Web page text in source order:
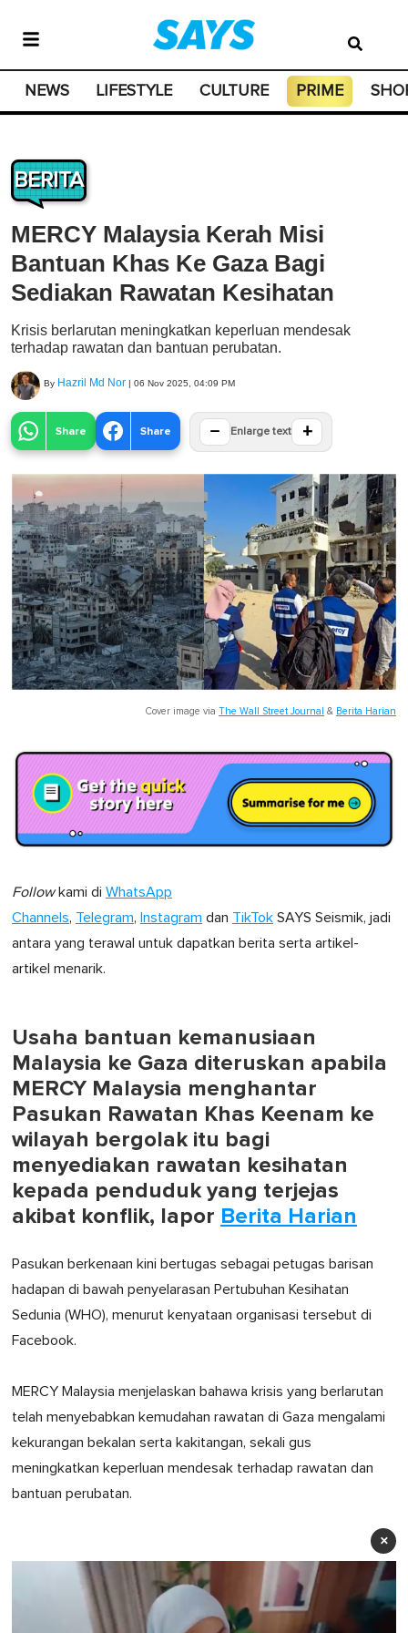
NEWS LIFESTYLE CULTURE PRIME
BERITA
MERCY Malaysia Kerah Misi
Bantuan Khas Ke Gaza Bagi
Sediakan Rawatan Kesihatan
Krisis berlarutan meningkatkan keperluan mendesak
terhadap rawatan dan bantuan perubatan.
By Hazril Md Nor | 06 Nov 2025, 04:09 PM
Share Share − Enlarge text +
Cover image via The Wall Street Journal & Berita Harian
Followkami di WhatsApp
Channels, Telegram, Instagram dan TikTok SAYS Seismik, jadi
antara yang terawal untuk dapatkan berita serta artikel-
artikel menarik.
Usaha bantuan kemanusiaan
Malaysia ke Gaza diteruskan apabila
MERCY Malaysia menghantar
Pasukan Rawatan Khas Keenam ke
wilayah bergolak itu bagi
menyediakan rawatan kesihatan
kepada penduduk yang terjejas
akibat konflik, lapor Berita Harian
Pasukan berkenaan kini bertugas sebagai petugas barisan
hadapan di bawah penyelarasan Pertubuhan Kesihatan
Sedunia (WHO), menurut kenyataan organisasi tersebut di
Facebook.
MERCY Malaysia menjelaskan bahawa krisis yang berlarutan
telah menyebabkan kemudahan rawatan di Gaza mengalami
kekurangan bekalan serta kakitangan, sekali gus
meningkatkan keperluan mendesak terhadap rawatan dan
bantuan perubatan.
×